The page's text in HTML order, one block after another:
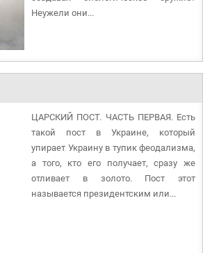
Неужели они...
ЦАРСКИЙ ПОСТ. ЧАСТЬ ПЕРВАЯ. Есть
такой пост в Украине, который
упирает Украину в тупик феодализма,
а того, кто его получает, сразу же
отливает в золото. Пост этот
называется президентским или...